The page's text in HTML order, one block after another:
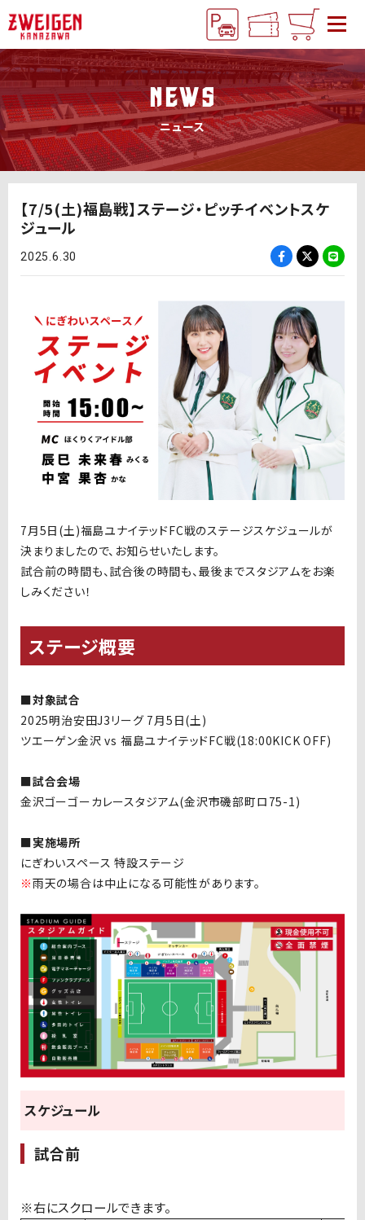
NEWS
ニュース
【7/5(土)福島戦】ステージ・ピッチイベントスケ
ジュール
2025.6.30
7月5日(土)福島ユナイテッドFC戦のステージスケジュールが
決まりましたので、お知らせいたします。
試合前の時間も、試合後の時間も、最後までスタジアムをお楽
しみください！
ステージ概要
■対象試合
2025明治安田J3リーグ 7月5日(土)
ツエーゲン金沢 vs 福島ユナイテッドFC戦(18:00KICK OFF)
■試合会場
金沢ゴーゴーカレースタジアム(金沢市磯部町ロ75-1)
■実施場所
にぎわいスペース 特設ステージ
※雨天の場合は中止になる可能性があります。
スケジュール
試合前